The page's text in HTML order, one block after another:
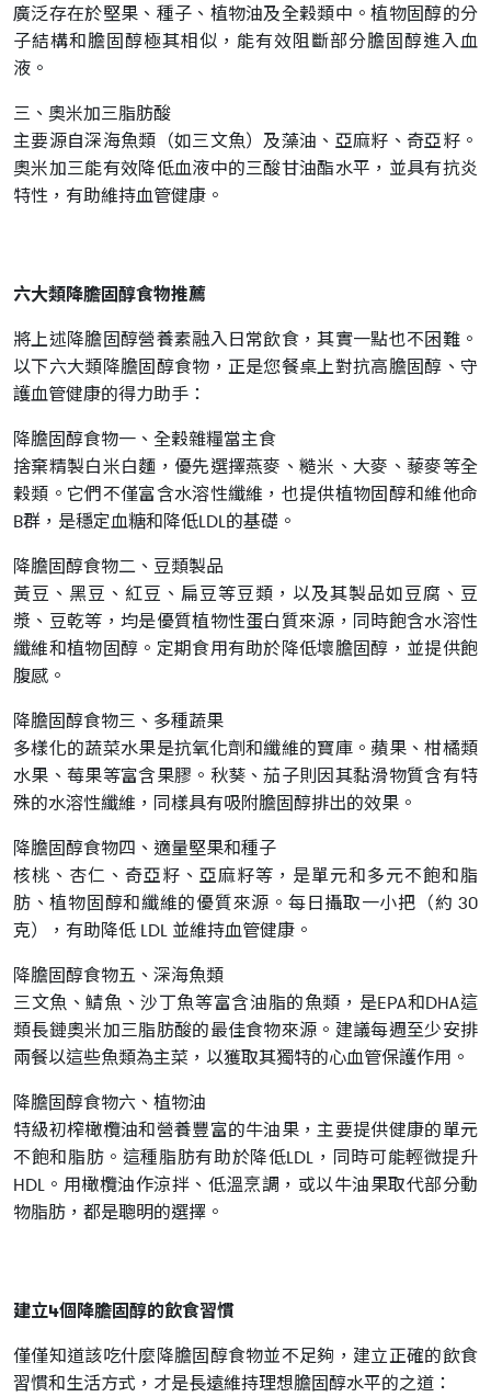
廣泛存在於堅果、種子、植物油及全穀類中。植物固醇的分
子結構和膽固醇極其相似，能有效阻斷部分膽固醇進入血
液。
三、奧米加三脂肪酸
主要源自深海魚類（如三文魚）及藻油、亞麻籽、奇亞籽。
奧米加三能有效降低血液中的三酸甘油酯水平，並具有抗炎
特性，有助維持血管健康。
六大類降膽固醇食物推薦
將上述降膽固醇營養素融入日常飲食，其實一點也不困難。
以下六大類降膽固醇食物，正是您餐桌上對抗高膽固醇、守
護血管健康的得力助手：
降膽固醇食物一、全穀雜糧當主食
捨棄精製白米白麵，優先選擇燕麥、糙米、大麥、藜麥等全
穀類。它們不僅富含水溶性纖維，也提供植物固醇和維他命
B群，是穩定血糖和降低LDL的基礎。
降膽固醇食物二、豆類製品
黃豆、黑豆、紅豆、扁豆等豆類，以及其製品如豆腐、豆
漿、豆乾等，均是優質植物性蛋白質來源，同時飽含水溶性
纖維和植物固醇。定期食用有助於降低壞膽固醇，並提供飽
腹感。
降膽固醇食物三、多種蔬果
多樣化的蔬菜水果是抗氧化劑和纖維的寶庫。蘋果、柑橘類
水果、莓果等富含果膠。秋葵、茄子則因其黏滑物質含有特
殊的水溶性纖維，同樣具有吸附膽固醇排出的效果。
降膽固醇食物四、適量堅果和種子
核桃、杏仁、奇亞籽、亞麻籽等，是單元和多元不飽和脂
肪、植物固醇和纖維的優質來源。每日攝取一小把（約 30
克），有助降低 LDL 並維持血管健康。
降膽固醇食物五、深海魚類
三文魚、鯖魚、沙丁魚等富含油脂的魚類，是EPA和DHA這
類長鏈奧米加三脂肪酸的最佳食物來源。建議每週至少安排
兩餐以這些魚類為主菜，以獲取其獨特的心血管保護作用。
降膽固醇食物六、植物油
特級初榨橄欖油和營養豐富的牛油果，主要提供健康的單元
不飽和脂肪。這種脂肪有助於降低LDL，同時可能輕微提升
HDL。用橄欖油作涼拌、低溫烹調，或以牛油果取代部分動
物脂肪，都是聰明的選擇。
建立4個降膽固醇的飲食習慣
僅僅知道該吃什麼降膽固醇食物並不足夠，建立正確的飲食
習慣和生活方式，才是長遠維持理想膽固醇水平的之道：